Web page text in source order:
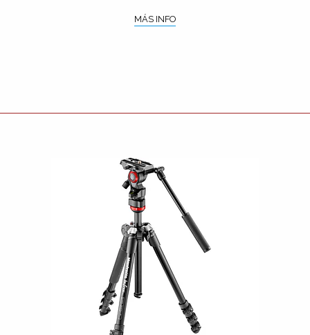
MÁS INFO